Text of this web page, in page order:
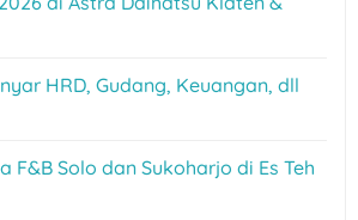
HRD, Gudang, Keuangan, dll
F&B Solo dan Sukoharjo di Es Teh